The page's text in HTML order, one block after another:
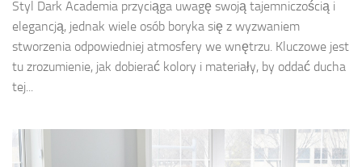
Styl Dark Academia przyciąga uwagę swoją tajemniczością i
elegancją, jednak wiele osób boryka się z wyzwaniem
stworzenia odpowiedniej atmosfery we wnętrzu. Kluczowe jest
tu zrozumienie, jak dobierać kolory i materiały, by oddać ducha
tej...